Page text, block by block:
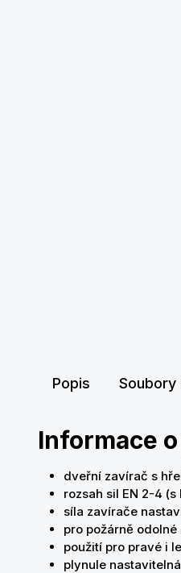
Popis Soubory
Informace
dveřní zavírač s
rozsah sil EN 2-4
síla zavírače
pro požárně
použití pro pravé i
plynule